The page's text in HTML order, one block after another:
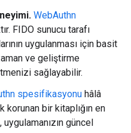
WebAuthn
FIDO sunucu tarafı
uygulanması için basit
ve geliştirme
sağlayabilir.
spesifikasyonu hâlâ
bir kitaplığın en
güncel